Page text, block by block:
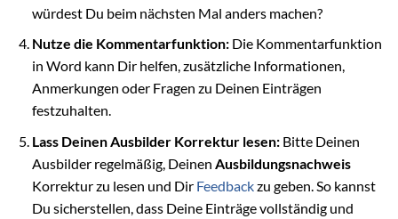
würdest Du beim nächsten Mal anders machen?
Nutze die Kommentarfunktion:Die Kommentarfunktion
in Word kann Dir helfen, zusätzliche Informationen,
Anmerkungen oder Fragen zu Deinen Einträgen
festzuhalten.
Lass Deinen Ausbilder Korrektur lesen:Bitte Deinen
Ausbilder regelmäßig, Deinen Ausbildungsnachweis
Korrektur zu lesen und Dir Feedbackzu geben. So kannst
Du sicherstellen, dass Deine Einträge vollständig und